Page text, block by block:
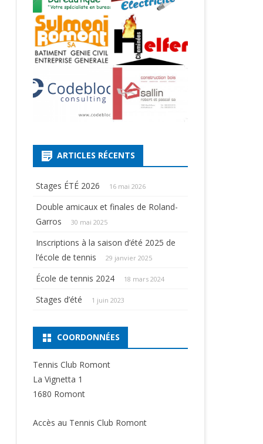
ARTICLES RÉCENTS
Stages ÉTÉ 2026 16 mai 2026
Double amicaux et finales de Roland-
Garros
30 mai 2025
Inscriptions à la saison d’été 2025 de
l’école de tennis
29 janvier 2025
École de tennis 2024 18 mars 2024
Stages d’été 1 juin 2023
COORDONNÉES
Tennis Club Romont
La Vignetta 1
1680 Romont
Accès au Tennis Club Romont